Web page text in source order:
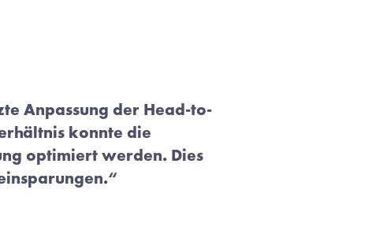
Anpassung der Head-to-
konnte die
optimiert werden. Dies